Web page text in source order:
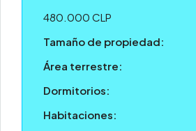
480.000 CLP
Tamaño de propiedad:
Área terrestre:
Dormitorios:
Habitaciones: